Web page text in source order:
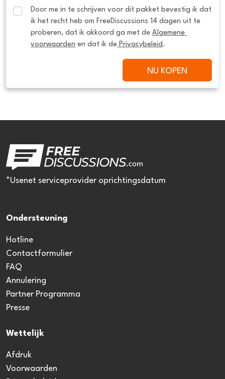
Door me in te schrijven voor dit pakket bevestig ik dat
ik het recht heb om FreeDiscussions 14 dagen uit te
proberen, dat ik akkoord ga met de Algemene
voorwaarden en dat ik de Privacybeleid .
NU KOPEN
*Usenet serviceprovider oprichtingsdatum
Ondersteuning
Hotline
Contactformulier
FAQ
Annulering
Partner Programma
Presse
Wettelijk
Afdruk
Voorwaarden